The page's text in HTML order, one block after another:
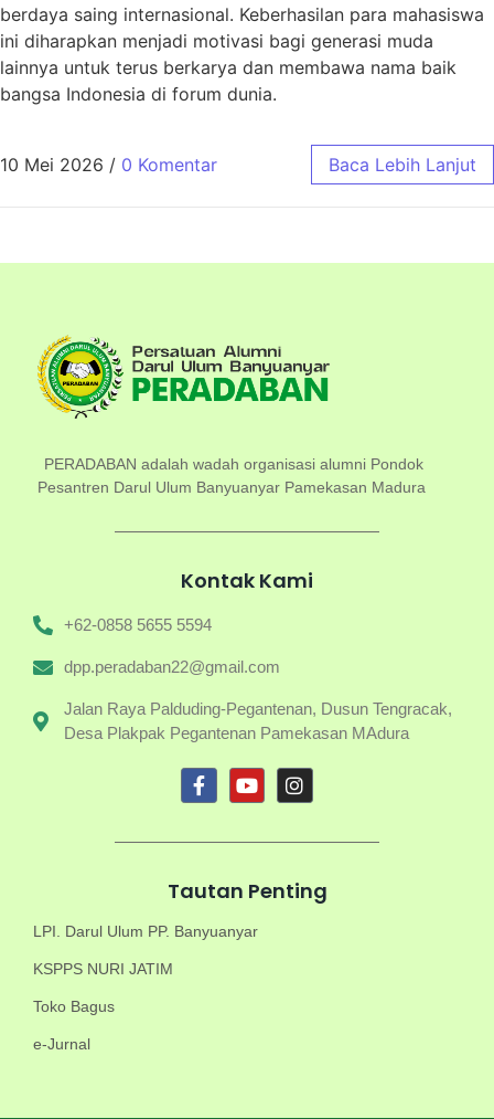
berdaya saing internasional. Keberhasilan para mahasiswa
ini diharapkan menjadi motivasi bagi generasi muda
lainnya untuk terus berkarya dan membawa nama baik
bangsa Indonesia di forum dunia.
10 Mei 2026 / 0 Komentar Baca Lebih Lanjut
PERADABAN adalah wadah organisasi alumni Pondok
Pesantren Darul Ulum Banyuanyar Pamekasan Madura
Kontak Kami
+62-0858 5655 5594
dpp.peradaban22@gmail.com
Jalan Raya Palduding-Pegantenan, Dusun Tengracak,
Desa Plakpak Pegantenan Pamekasan MAdura
Tautan Penting
LPI. Darul Ulum PP. Banyuanyar
KSPPS NURI JATIM
Toko Bagus
e-Jurnal